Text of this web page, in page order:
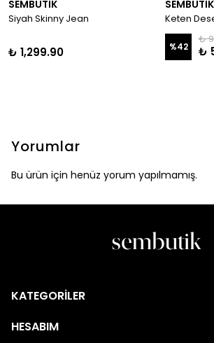
SEMBUTİK
Siyah Skinny Jean
₺ 1,299.90
SEMBUTİK
Keten
%42
₺
₺
Yorumlar
Bu ürün için henüz yorum yapılmamış.
KATEGORİLER
HESABIM